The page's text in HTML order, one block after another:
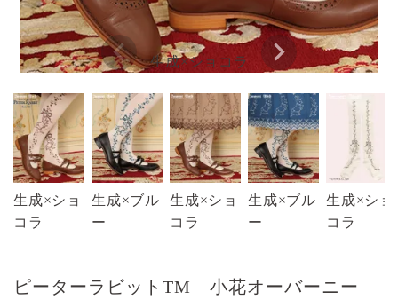
生成×ショコラ
生成×ショ
コラ
生成×ブル
ー
生成×ショ
コラ
生成×ブル
ー
生成×ショ
コラ
ピーターラビットTM 小花オーバーニー